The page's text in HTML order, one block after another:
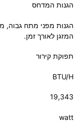
הגנות המדחס
הגנות מפני מתח גבוה,
המזגן לאורך זמן.
תפוקת קירור
BTU/H
19,343
watt